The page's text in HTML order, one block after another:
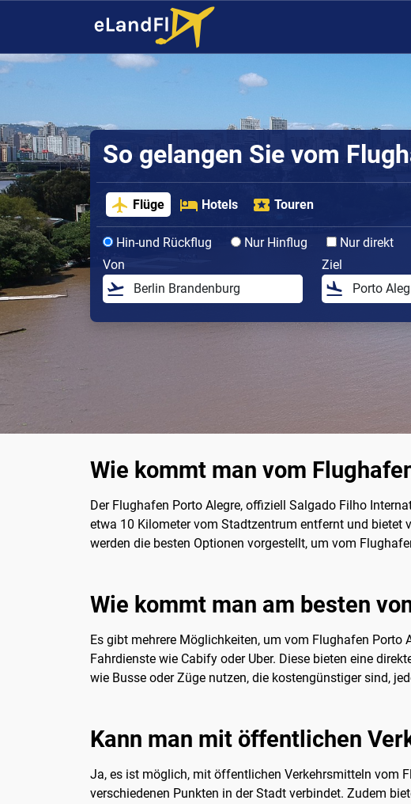
So gelangen Sie vom
Flüge Hotels Touren
Hin-und Rückflug Nur Hinflug
Nur direkt
Von
Ziel
Wie kommt man vom
Der Flughafen Porto Alegre, offiziell Salgado Filho
etwa 10 Kilometer vom Stadtzentrum entfernt und bietet
werden die besten Optionen vorgestellt, um vom
Wie kommt man am besten
Es gibt mehrere Möglichkeiten, um vom Flughafen
Fahrdienste wie Cabify oder Uber. Diese bieten eine
wie Busse oder Züge nutzen, die kostengünstiger sind,
Kann man mit öffentlichen
Ja, es ist möglich, mit öffentlichen Verkehrsmitteln vom
verschiedenen Punkten in der Stadt verbindet. Zudem